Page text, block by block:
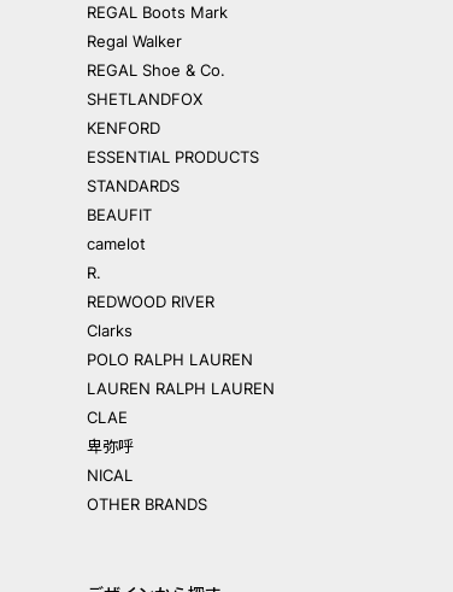
REGAL Boots Mark
Regal Walker
REGAL Shoe & Co.
SHETLANDFOX
KENFORD
ESSENTIAL PRODUCTS
STANDARDS
BEAUFIT
camelot
R.
REDWOOD RIVER
Clarks
POLO RALPH LAUREN
LAUREN RALPH LAUREN
CLAE
卑弥呼
NICAL
OTHER BRANDS